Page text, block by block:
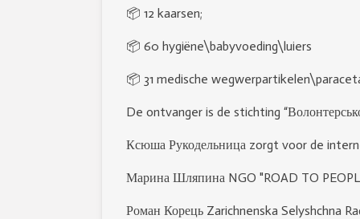
📦 12 kaarsen;
📦 60 hygiëne\babyvoeding\luiers
📦 31 medische
De ontvanger is de stichting
Ксюша Рукодельница zorgt voor de
Марина Шляпина NGO "ROAD TO
Роман Корець Zarichnenska Selyshchna